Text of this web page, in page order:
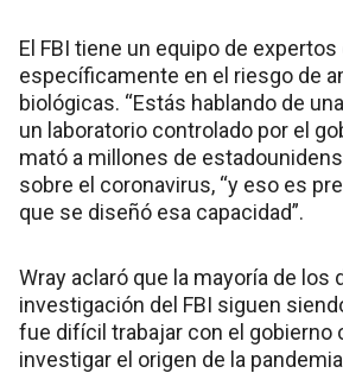
El FBI tiene un equipo de
específicamente en el riesgo de
biológicas. “Estás hablando de
un laboratorio controlado por el
mató a millones de
sobre el coronavirus, “y eso es
que se diseñó esa capacidad”.
Wray aclaró que la mayoría de los
investigación del FBI siguen
fue difícil trabajar con el gobierno
investigar el origen de la